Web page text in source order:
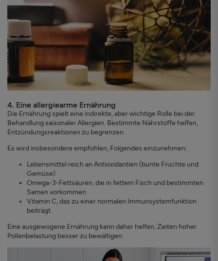
4. Eine allergiearme Ernährung
Die Ernährung spielt eine indirekte, aber wichtige Rolle bei der
Behandlung saisonaler Allergien. Bestimmte Nährstoffe helfen,
Entzündungsreaktionen zu begrenzen.
Es wird insbesondere empfohlen, Folgendes einzunehmen:
Lebensmittel reich an Antioxidantien (bunte Früchte und
Gemüse)
Omega-3-Fettsäuren, die in fettem Fisch und bestimmten
Samen vorkommen
Vitamin C, das zu einer normalen Immunsystemfunktion
beiträgt
Eine ausgewogene Ernährung kann daher helfen, Zeiten hoher
Pollenbelastung besser zu bewältigen.